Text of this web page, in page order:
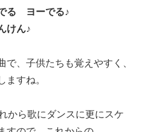
る ヨーでる♪
けん♪
、子供たちも覚えやすく、
ますね。
から歌にダンスに更にスケ